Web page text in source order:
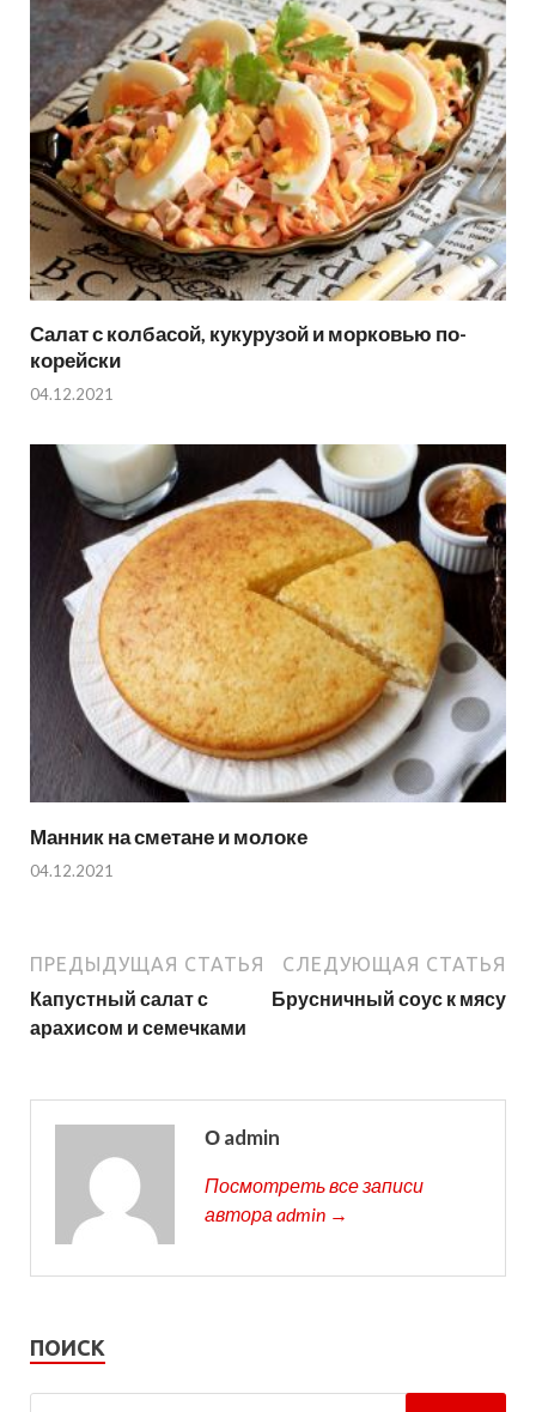
Салат с колбасой, кукурузой и морковью по-
корейски
04.12.2021
Манник на сметане и молоке
04.12.2021
ПРЕДЫДУЩАЯ СТАТЬЯ
Капустный салат с
арахисом и семечками
СЛЕДУЮЩАЯ СТАТЬЯ
Брусничный соус к мясу
О admin
Посмотреть все записи
автора admin →
ПОИСК